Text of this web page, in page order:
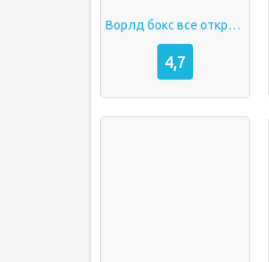
Ворлд бокс все открыто
4,7